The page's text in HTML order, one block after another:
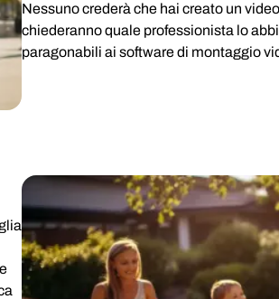
Nessuno crederà che hai creato un
chiederanno quale professionista lo
paragonabili ai software di montaggio